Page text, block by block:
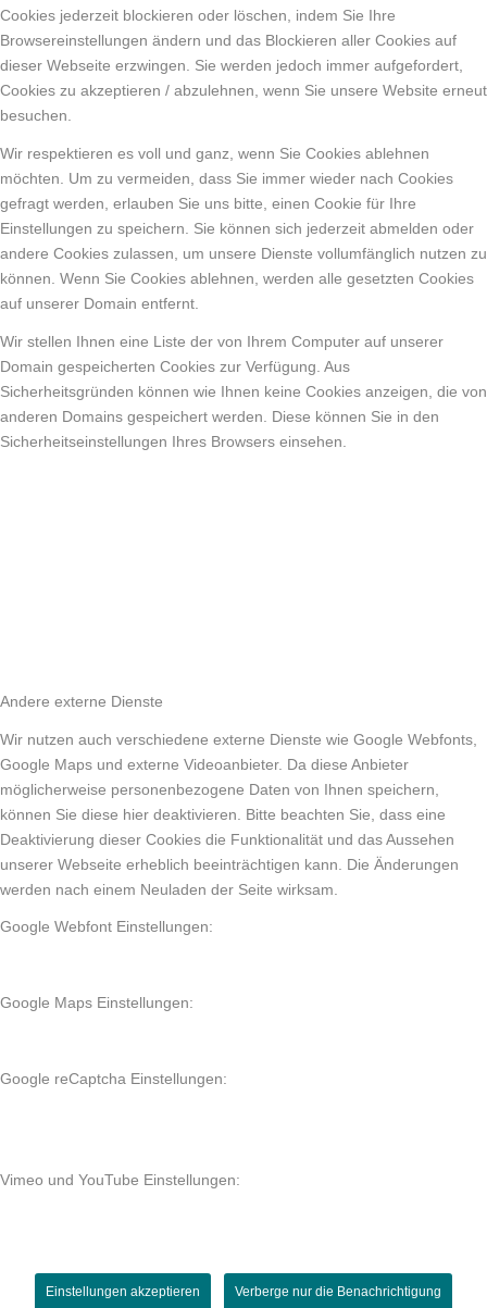
Cookies jederzeit blockieren oder löschen, indem Sie Ihre
Browsereinstellungen ändern und das Blockieren aller Cookies auf
dieser Webseite erzwingen. Sie werden jedoch immer aufgefordert,
Cookies zu akzeptieren / abzulehnen, wenn Sie unsere Website erneut
besuchen.
Wir respektieren es voll und ganz, wenn Sie Cookies ablehnen
möchten. Um zu vermeiden, dass Sie immer wieder nach Cookies
gefragt werden, erlauben Sie uns bitte, einen Cookie für Ihre
Einstellungen zu speichern. Sie können sich jederzeit abmelden oder
andere Cookies zulassen, um unsere Dienste vollumfänglich nutzen zu
können. Wenn Sie Cookies ablehnen, werden alle gesetzten Cookies
auf unserer Domain entfernt.
Wir stellen Ihnen eine Liste der von Ihrem Computer auf unserer
Domain gespeicherten Cookies zur Verfügung. Aus
Sicherheitsgründen können wie Ihnen keine Cookies anzeigen, die von
anderen Domains gespeichert werden. Diese können Sie in den
Sicherheitseinstellungen Ihres Browsers einsehen.
Andere externe Dienste
Wir nutzen auch verschiedene externe Dienste wie Google Webfonts,
Google Maps und externe Videoanbieter. Da diese Anbieter
möglicherweise personenbezogene Daten von Ihnen speichern,
können Sie diese hier deaktivieren. Bitte beachten Sie, dass eine
Deaktivierung dieser Cookies die Funktionalität und das Aussehen
unserer Webseite erheblich beeinträchtigen kann. Die Änderungen
werden nach einem Neuladen der Seite wirksam.
Google Webfont Einstellungen:
Google Maps Einstellungen:
Google reCaptcha Einstellungen:
Vimeo und YouTube Einstellungen:
Einstellungen akzeptieren Verberge nur die Benachrichtigung